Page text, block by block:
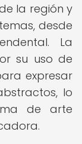
la región y
desde
La
su uso de
expresar
lo
de arte